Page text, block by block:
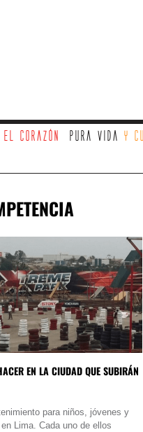
el corazón Pura vida y
EN LA CIUDAD QUE SUBIRÁN
para niños, jóvenes y
Lima. Cada uno de ellos